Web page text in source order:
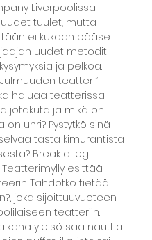
Liverpoolissa
tuulet, mutta
ei kukaan pääse
uudet metodit
ja pelkoa.
teatteri”
haluaa teatterissa
jotakuta ja mikä on
on uhri? Pystytkö sinä
tästä kimurantista
Break a leg!
Teatterimylly esittää
Tahdotko tietää
joka sijoittuuvuoteen
teatteriin.
yleisö saa nauttia